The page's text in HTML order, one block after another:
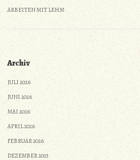
ARBEITEN MIT LEHM
Archiv
JULI 2026
JUNI 2026
MAI 2026
APRIL 2026
FEBRUAR 2026
DEZEMBER 2025